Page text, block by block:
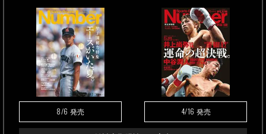
8/6 発売 4/16 発売